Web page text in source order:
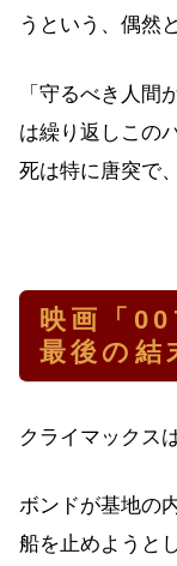
うという、偶然
「守るべき人
は繰り返しこの
死は特に唐突で
映画「
最後の結
クライマックス
ボンドが基地の
船を止めようと